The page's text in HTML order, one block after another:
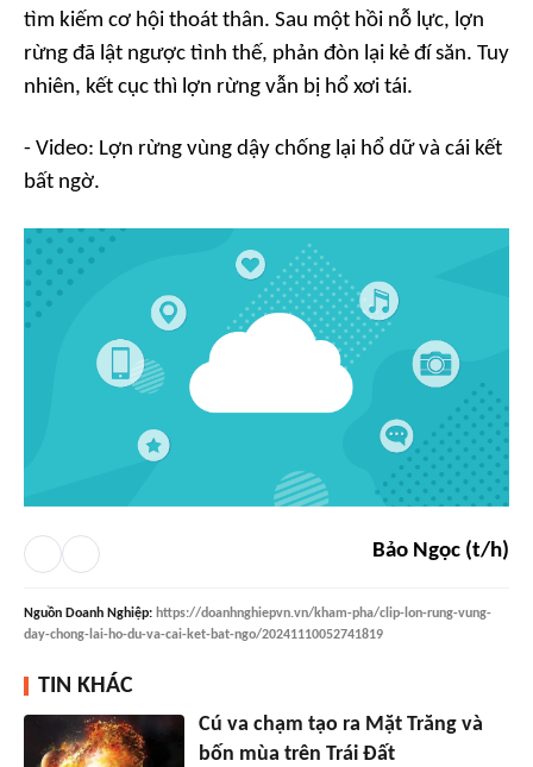
tìm kiếm cơ hội thoát thân. Sau một hồi nỗ lực, lợn
rừng đã lật ngược tình thế, phản đòn lại kẻ đí săn. Tuy
nhiên, kết cục thì lợn rừng vẫn bị hổ xơi tái.
- Video: Lợn rừng vùng dậy chống lại hổ dữ và cái kết
bất ngờ.
Bảo Ngọc (t/h)
Nguồn Doanh Nghiệp: https://doanhnghiepvn.vn/kham-pha/clip-lon-rung-vung-
day-chong-lai-ho-du-va-cai-ket-bat-ngo/20241110052741819
TIN KHÁC
Cú va chạm tạo ra Mặt Trăng và
bốn mùa trên Trái Đất